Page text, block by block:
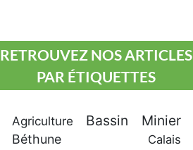
RETROUVEZ NOS ARTICLES
PAR ÉTIQUETTES
Agriculture Bassin Minier
Béthune Calais